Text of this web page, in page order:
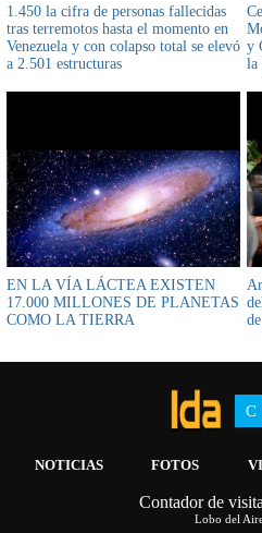
1.450 la cifra de personas fallecidas
tras terremotos hasta el momento en
Venezuela y con colapso total se elevó
a 2.501 estructuras
y
la
EN LA VÍA LÁCTEA EXISTEN
17.000 MILLONES DE PLANETAS
COMO LA TIERRA
NOTICIAS FOTOS
AIRWOLF MULTIMEDIA
Contador de
Lobo del